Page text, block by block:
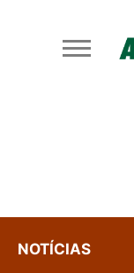
NOTÍCIAS